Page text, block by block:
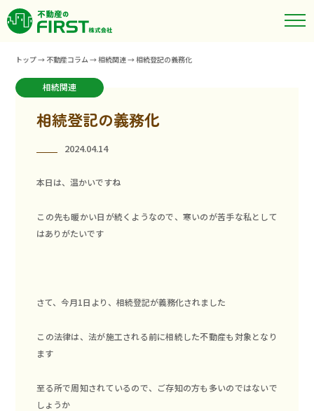
トップ→ 不動産コラム→相続関連→相続登記の義務化
相続関連
相続登記の義務化
2024.04.14
本日は、温かいですね
この先も暖かい日が続くようなので、寒いのが苦手な私として
はありがたいです
さて、今月1日より、相続登記が義務化されました
この法律は、法が施工される前に相続した不動産も対象となり
ます
至る所で周知されているので、ご存知の方も多いのではないで
しょうか